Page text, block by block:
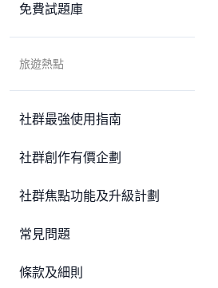
免費試題庫
旅遊熱點
社群最強使用指南
社群創作有價企劃
社群焦點功能及升級計劃
常見問題
條款及細則